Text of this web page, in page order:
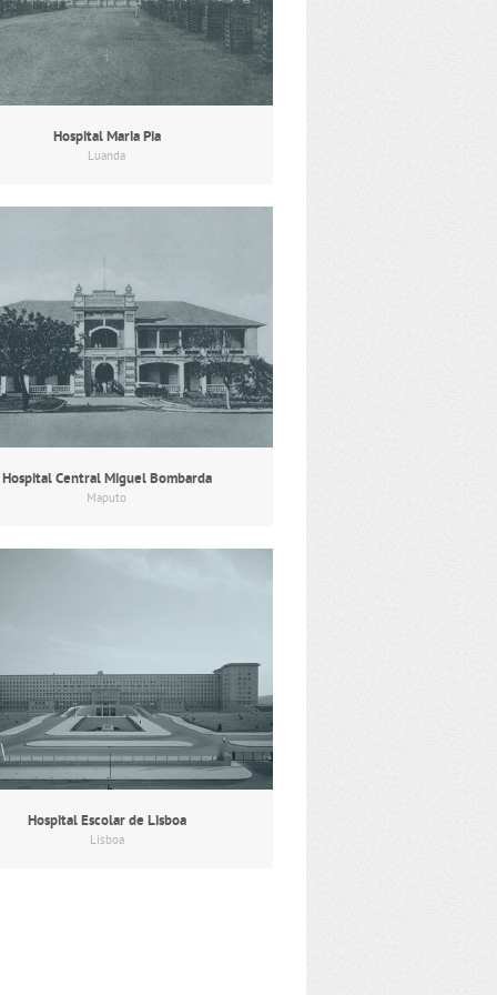
Hospital Maria Pia
Luanda
Hospital Central Miguel Bombarda
Maputo
Hospital Escolar de Lisboa
Lisboa